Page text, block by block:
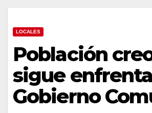
LOCALES
Población
sigue
Gobierno